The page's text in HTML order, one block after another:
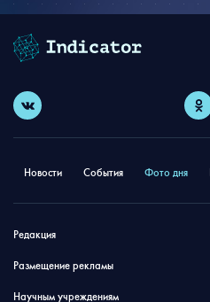
Новости События Фото дня
Редакция
Размещение рекламы
Научным учреждениям